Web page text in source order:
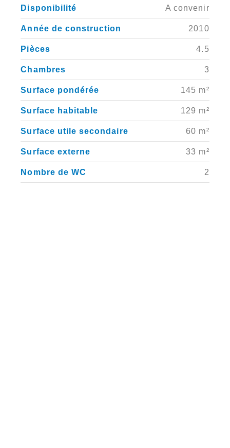
Disponibilité A convenir
Année de construction 2010
Pièces 4.5
Chambres 3
Surface pondérée 145 m²
Surface habitable 129 m²
Surface utile secondaire 60 m²
Surface externe 33 m²
Nombre de WC 2